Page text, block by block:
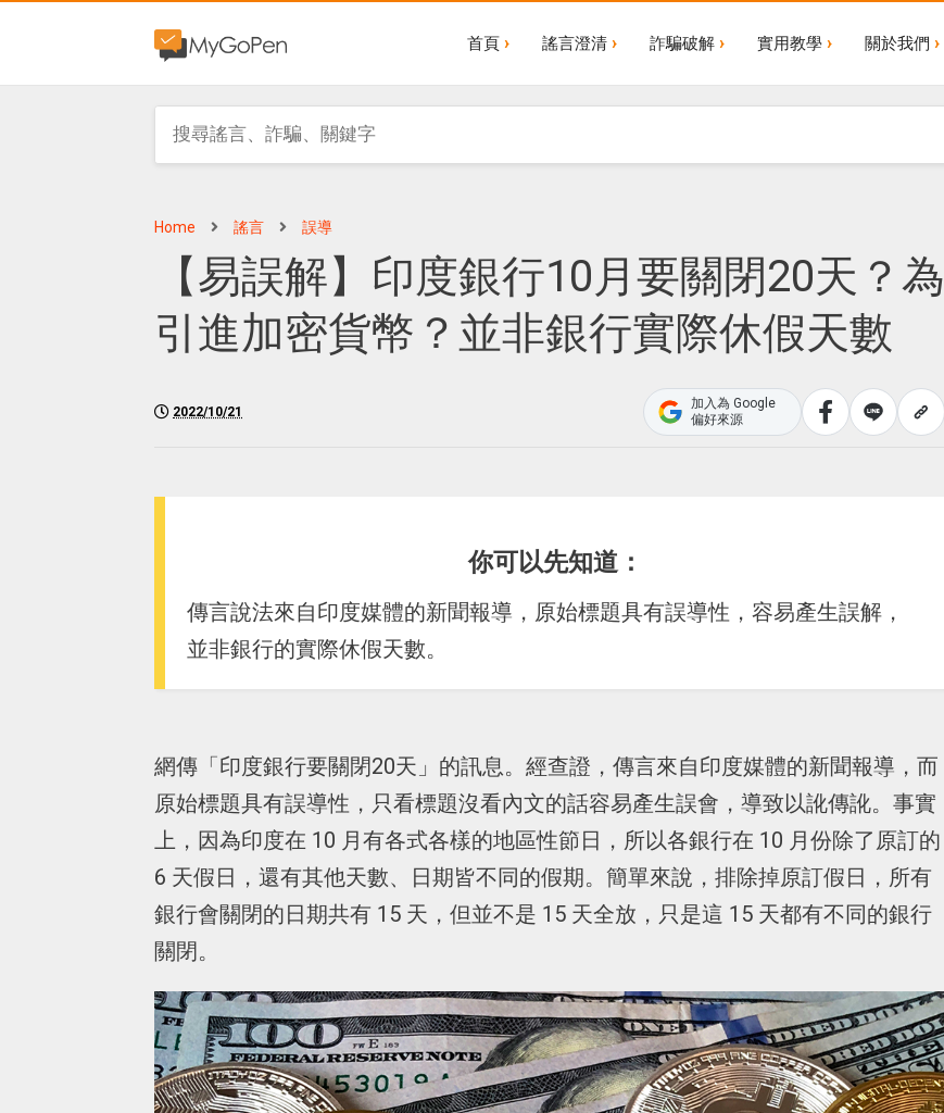
首頁 謠言澄清 詐騙破解 實用教學 關於我們
Home 謠言 誤導
【易誤解】印度銀行10月要關閉20天？為
引進加密貨幣？並非銀行實際休假天數
2022/10/21
加入為 Google
偏好來源
你可以先知道：
傳言說法來自印度媒體的新聞報導，原始標題具有誤導性，容易產生誤解，
並非銀行的實際休假天數。
網傳「印度銀行要關閉20天」的訊息。經查證，傳言來自印度媒體的新聞報導，而
原始標題具有誤導性，只看標題沒看內文的話容易產生誤會，導致以訛傳訛。事實
上，因為印度在 10 月有各式各樣的地區性節日，所以各銀行在 10 月份除了原訂的
6 天假日，還有其他天數、日期皆不同的假期。簡單來說，排除掉原訂假日，所有
銀行會關閉的日期共有 15 天，但並不是 15 天全放，只是這 15 天都有不同的銀行
關閉。